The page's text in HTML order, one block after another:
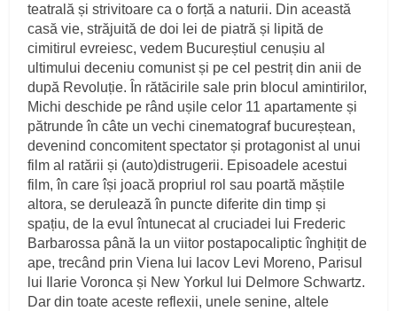
teatrală și strivitoare ca o forță a naturii. Din această
casă vie, străjuită de doi lei de piatră și lipită de
cimitirul evreiesc, vedem Bucureștiul cenușiu al
ultimului deceniu comunist și pe cel pestriț din anii de
după Revoluție. În rătăcirile sale prin blocul amintirilor,
Michi deschide pe rând ușile celor 11 apartamente și
pătrunde în câte un vechi cinematograf bucureștean,
devenind concomitent spectator și protagonist al unui
film al ratării și (auto)distrugerii. Episoadele acestui
film, în care își joacă propriul rol sau poartă măștile
altora, se derulează în puncte diferite din timp și
spațiu, de la evul întunecat al cruciadei lui Frederic
Barbarossa până la un viitor postapocaliptic înghițit de
ape, trecând prin Viena lui Iacov Levi Moreno, Parisul
lui Ilarie Voronca și New Yorkul lui Delmore Schwartz.
Dar din toate aceste reflexii, unele senine, altele